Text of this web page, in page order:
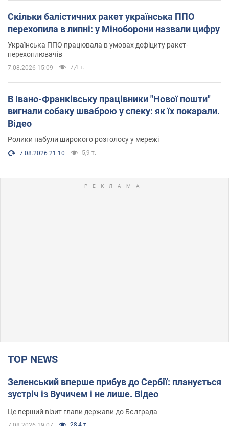
Скільки балістичних ракет українська ППО
перехопила в липні: у Міноборони назвали цифру
Українська ППО працювала в умовах дефіциту ракет-
перехоплювачів
7.08.2026 15:09 7,4 т.
В Івано-Франківську працівники "Нової пошти"
вигнали собаку шваброю у спеку: як їх покарали.
Відео
Ролики набули широкого розголосу у мережі
7.08.2026 21:10 5,9 т.
TOP NEWS
Зеленський вперше прибув до Сербії: планується
зустріч із Вучичем і не лише. Відео
Це перший візит глави держави до Бєлграда